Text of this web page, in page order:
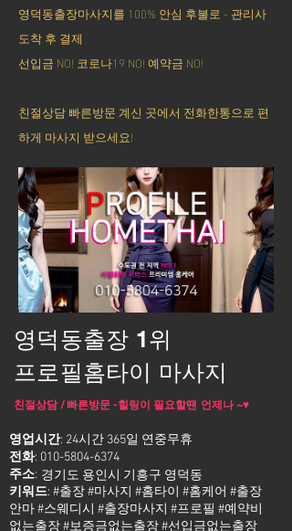
영덕동출장마사지를 100% 안심 후불로 - 관리사
도착 후 결제
선입금 NO! 코로나19 NO! 예약금 NO!
친절상담 빠른방문 계신 곳에서 전화한통으로 편
하게 마사지 받으세요!
영덕동출장 1위
프로필홈타이 마사지
친절상담 / 빠른방문 -힐링이 필요할땐 언제나 ~♥
영업시간: 24시간 365일 연중무휴
전화: 010-5804-6374
주소:
키워드: #출장 #마사지 #홈타이 #홈케어 #출장
안마 #스웨디시 #출장마사지 #프로필 #예약비
없는출장 #보증금없는출장 #선입금없는출장
경기도 용인시 기흥구 영덕동